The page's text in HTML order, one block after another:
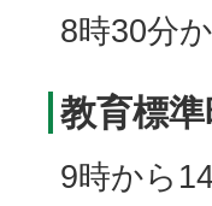
8時30分
教育標準
9時から